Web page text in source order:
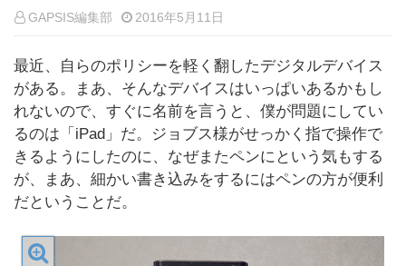
GAPSIS編集部 2016年5月11日
最近、自らのポリシーを軽く翻したデジタルデバイス
がある。まあ、そんなデバイスはいっぱいあるかもし
れないので、すぐに名前を言うと、僕が問題にしてい
るのは「iPad」だ。ジョブス様がせっかく指で操作で
きるようにしたのに、なぜまたペンにという気もする
が、まあ、細かい書き込みをするにはペンの方が便利
だということだ。